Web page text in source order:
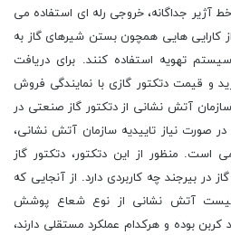
آژیر جداگانه، خروجی رله ای استفاده می
کارایی هایی همچون بستن شیرهای گاز به
تهویه استفاده کنند. برای دریافت
و قیمت دتکتور گازی با نمایندگی فروش
سازمان آتش نشانی از دتکتور گاز صنعتی در
صورت نیاز تاییدیه سازمان آتش نشانی،
است. منظور از این دتکتور، دتکتور گاز
در بیرجند چه کاربردی دارد. از آنجایی که
لیست آتش نشانی از نوع شعاع پوشش
کربن بوده و هرکدام عملکرد مستقلی دارند،